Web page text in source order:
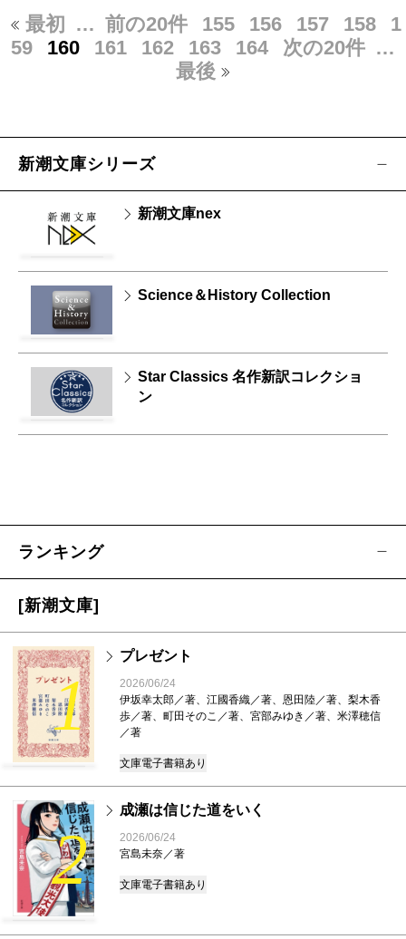
最初 … 前の20件 155 156 157 158
1
59
160 161 162 163 164 次の20件 …
最後
新潮文庫シリーズ
新潮文庫nex
Science＆History Collection
Star Classics 名作新訳コレクショ
ン
ランキング
[新潮文庫]
1
プレゼント
2026/06/24
伊坂幸太郎／著、江國香織／著、恩田陸／著、梨木香
歩／著、町田そのこ／著、宮部みゆき／著、米澤穂信
／著
文庫電子書籍あり
2
成瀬は信じた道をいく
2026/06/24
宮島未奈／著
文庫電子書籍あり